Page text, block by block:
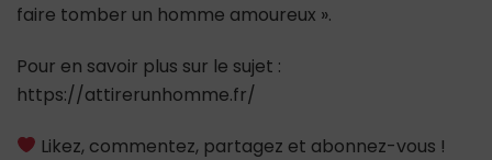
faire tomber un homme amoureux ».
Pour en savoir plus sur le sujet :
https://attirerunhomme.fr/
Likez, commentez, partagez et abonnez-vous !